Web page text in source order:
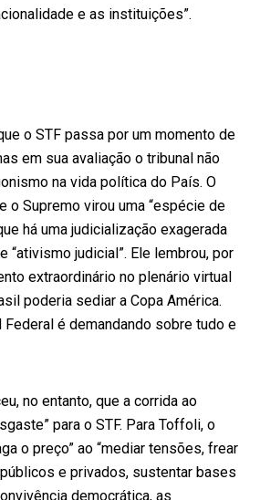
e as instituições”.
o STF passa por um momento de
em sua avaliação o tribunal não
na vida política do País. O
o Supremo virou uma “espécie de
há uma judicialização exagerada
“ativismo judicial”. Ele lembrou, por
extraordinário no plenário virtual
poderia sediar a Copa América.
Federal é demandando sobre tudo e
no entanto, que a corrida ao
para o STF. Para Toffoli, o
o preço” ao “mediar tensões, frear
e privados, sustentar bases
democrática, as